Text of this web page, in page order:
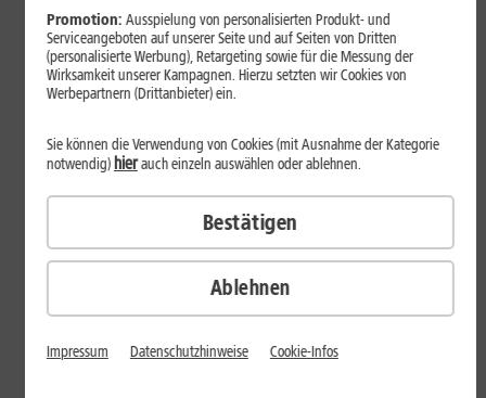
Mehr erfahren
Internet zuhause
Ad-Blocker aktivieren: Werbung
Promotion: Ausspielung von personalisierten Produkt- und
Serviceangeboten auf unserer Seite und auf Seiten von Dritten
(personalisierte Werbung), Retargeting sowie für die Messung der
Wirksamkeit unserer Kampagnen. Hierzu setzten wir Cookies von
Werbepartnern (Drittanbieter) ein.
Ablehnen
Sie können die Verwendung von Cookies (mit Ausnahme der Kategorie
notwendig) hierauch einzeln auswählen oder ablehnen.
Bestätigen
Impressum Datenschutzhinweise Cookie-Infos